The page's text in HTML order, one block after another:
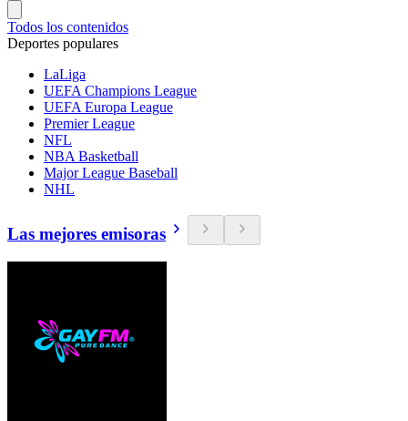
Todos los contenidos
Deportes populares
LaLiga
UEFA Champions League
UEFA Europa League
Premier League
NFL
NBA Basketball
Major League Baseball
NHL
Las mejores emisoras